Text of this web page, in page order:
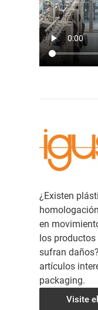
¿Existen
en
los
sufran
artículos
packaging.
Visite